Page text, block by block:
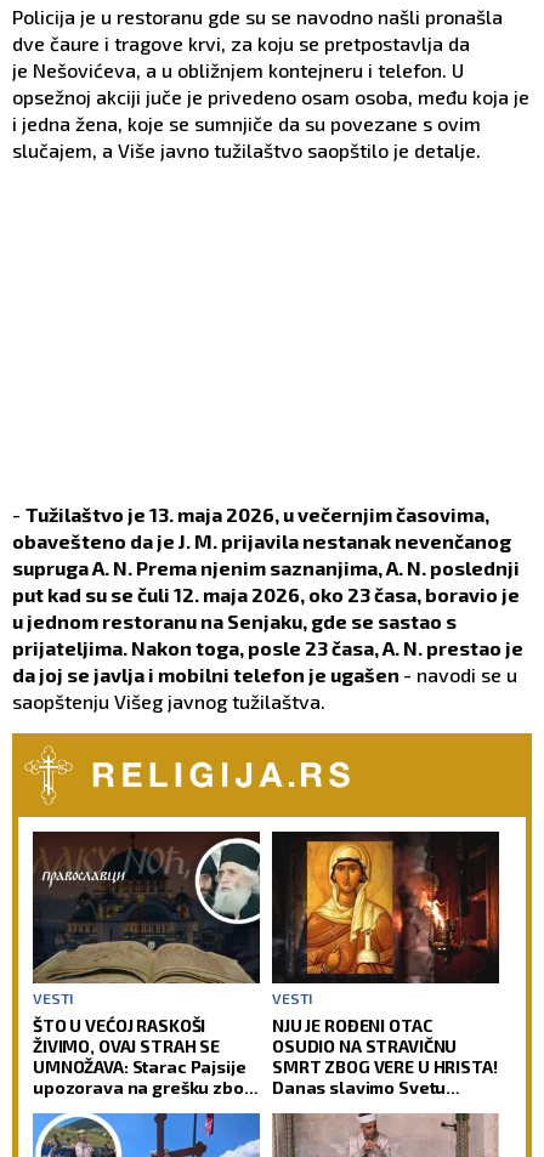
Policija je u restoranu gde su se navodno našli pronašla
dve čaure i tragove krvi, za koju se pretpostavlja da
je Nešovićeva, a u obližnjem kontejneru i telefon. U
opsežnoj akciji juče je privedeno osam osoba, među koja je
i jedna žena, koje se sumnjiče da su povezane s ovim
slučajem, a Više javno tužilaštvo saopštilo je detalje.
- Tužilaštvo je 13. maja 2026, u večernjim časovima,
obavešteno da je J. M. prijavila nestanak nevenčanog
supruga A. N. Prema njenim saznanjima, A. N. poslednji
put kad su se čuli 12. maja 2026, oko 23 časa, boravio je
u jednom restoranu na Senjaku, gde se sastao s
prijateljima. Nakon toga, posle 23 časa, A. N. prestao je
da joj se javlja i mobilni telefon je ugašen - navodi se u
saopštenju Višeg javnog tužilaštva.
VESTI
ŠTO U VEĆOJ RASKOŠI
ŽIVIMO, OVAJ STRAH SE
UMNOŽAVA: Starac Pajsije
upozorava na grešku zbog
VESTI
NJU JE ROĐENI OTAC
OSUDIO NA STRAVIČNU
SMRT ZBOG VERE U HRISTA!
Danas slavimo Svetu